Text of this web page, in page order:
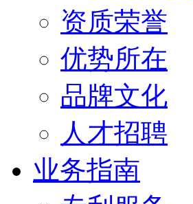
资质荣誉
优势所在
品牌文化
人才招聘
业务指南